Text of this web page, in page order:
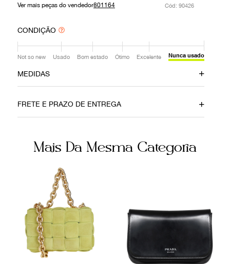
Ver mais peças do vendedor801164 : 90426
CONDIÇÃO
Not so new Usado Bom estado Ótimo Excelente Nunca usado
MEDIDAS
22cm 7cm
Ainda com dúvidas sobre as medidas? Fale com a nossa
FRETE E PRAZO DE ENTREGA
Mais Da Mesma Categoria